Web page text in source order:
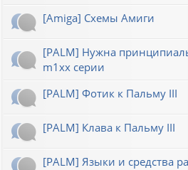
[Amiga] Схемы Амиги
[PALM] Нужна
m1xx серии
[PALM] Фотик к Пальму III
[PALM] Клава к Пальму III
[PALM] Языки и средства